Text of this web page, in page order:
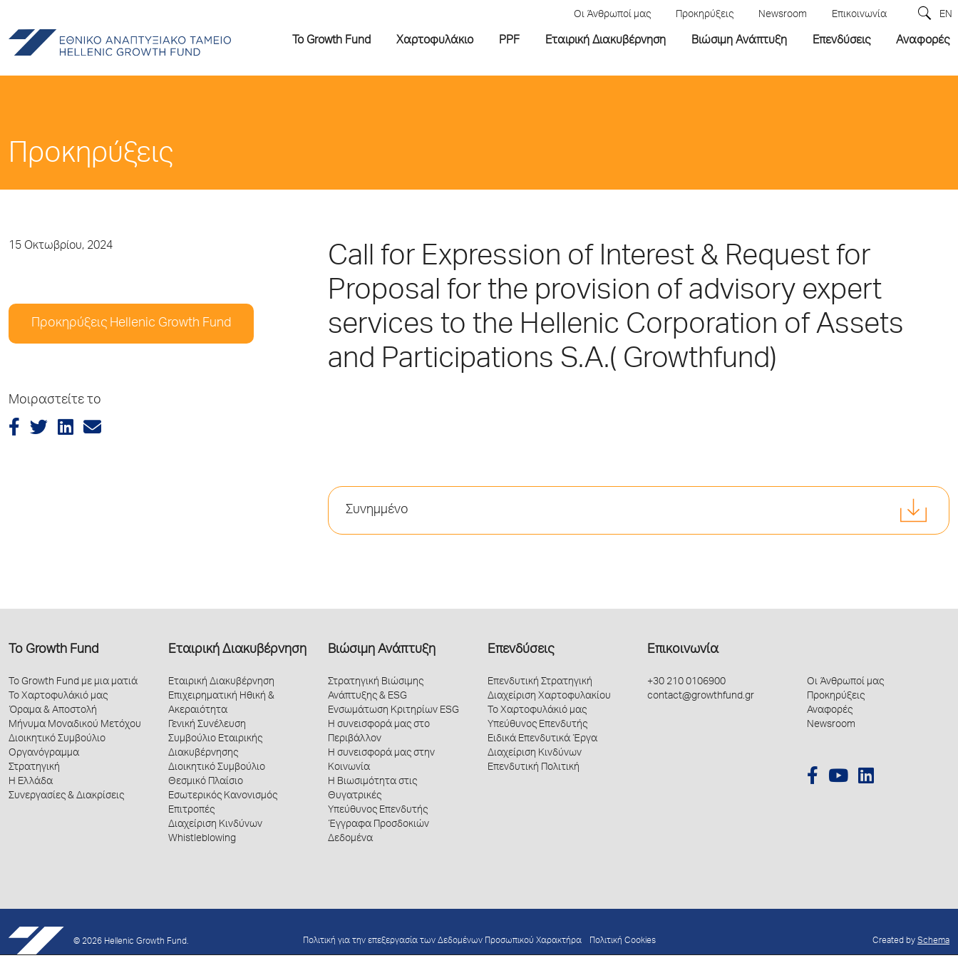
Οι Άνθρωποί μας Προκηρύξεις Newsroom Επικοινωνία EN
Το Growth Fund Χαρτοφυλάκιο PPF Εταιρική Διακυβέρνηση Βιώσιμη Ανάπτυξη Επενδύσεις Αναφορές
Προκηρύξεις
15 Οκτωβρίου, 2024
Προκηρύξεις Hellenic Growth Fund
Μοιραστείτε το
Call for Expression of Interest & Request for
Proposal for the provision of advisory expert
services to the Hellenic Corporation of Assets
and Participations S.A.( Growthfund)
Συνημμένο
Το Growth Fund
Το Growth Fund με μια ματιά
Το Χαρτοφυλάκιό μας
Όραμα & Αποστολή
Μήνυμα Μοναδικού Μετόχου
Διοικητικό Συμβούλιο
Οργανόγραμμα
Στρατηγική
Η Ελλάδα
Συνεργασίες & Διακρίσεις
Εταιρική Διακυβέρνηση
Εταιρική Διακυβέρνηση
Επιχειρηματική Ηθική &
Ακεραιότητα
Γενική Συνέλευση
Συμβούλιο Εταιρικής
Διακυβέρνησης
Διοικητικό Συμβούλιο
Θεσμικό Πλαίσιο
Εσωτερικός Κανονισμός
Επιτροπές
Διαχείριση Κινδύνων
Whistleblowing
Βιώσιμη Ανάπτυξη
Στρατηγική Βιώσιμης
Ανάπτυξης & ESG
Ενσωμάτωση Κριτηρίων ESG
Η συνεισφορά μας στο
Περιβάλλον
Η συνεισφορά μας στην
Κοινωνία
Η Βιωσιμότητα στις
Θυγατρικές
Υπεύθυνος Επενδυτής
Έγγραφα Προσδοκιών
Δεδομένα
Επενδύσεις
Επενδυτική Στρατηγική
Διαχείριση Χαρτοφυλακίου
Το Χαρτοφυλάκιό μας
Υπεύθυνος Επενδυτής
Ειδικά Επενδυτικά Έργα
Διαχείριση Κινδύνων
Επενδυτική Πολιτική
Επικοινωνία
+30 210 0106900
contact@growthfund.gr
Οι Άνθρωποί μας
Προκηρύξεις
Αναφορές
Newsroom
© 2026 Hellenic Growth Fund. Πολιτική για την επεξεργασία των Δεδομένων Προσωπικού Χαρακτήρα Πολιτική Cookies Created by Schema